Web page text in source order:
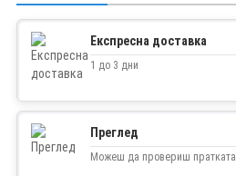
1.99€ (3.89 лв.)
Експресна доставка
1 до 3 дни
Преглед
Можеш да провериш пратката